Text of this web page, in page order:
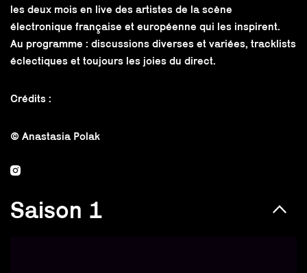
les deux mois en live des artistes de la scène
électronique française et européenne qui les inspirent.
Au programme : discussions diverses et variées, tracklists
éclectiques et toujours les joies du direct.
Crédits :
© Anastasia Polak
Saison 1